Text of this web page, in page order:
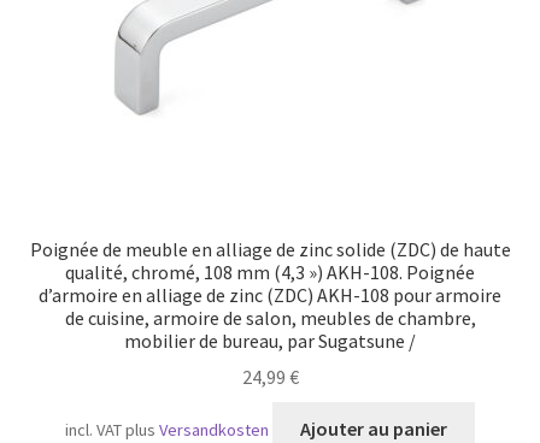
Poignée de meuble en alliage de zinc solide (ZDC) de haute
qualité, chromé, 108 mm (4,3 ») AKH-108. Poignée
d’armoire en alliage de zinc (ZDC) AKH-108 pour armoire
de cuisine, armoire de salon, meubles de chambre,
mobilier de bureau, par Sugatsune /
24,99 €
incl. VATplusVersandkosten Ajouter au panier